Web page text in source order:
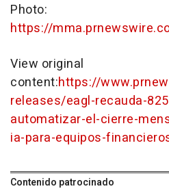
Photo:
https://
View original
content:https://
releases/eagl-recauda-
automatizar-el-cierre-
ia-para-equipos-
Contenido patrocinado